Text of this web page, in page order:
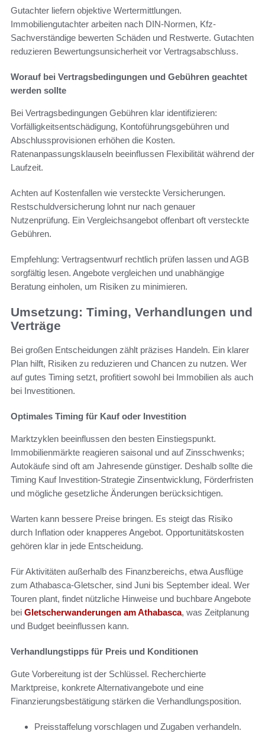
Gutachter liefern objektive Wertermittlungen.
Immobiliengutachter arbeiten nach DIN-Normen, Kfz-
Sachverständige bewerten Schäden und Restwerte. Gutachten
reduzieren Bewertungsunsicherheit vor Vertragsabschluss.
Worauf bei Vertragsbedingungen und Gebühren geachtet
werden sollte
Bei Vertragsbedingungen Gebühren klar identifizieren:
Vorfälligkeitsentschädigung, Kontoführungsgebühren und
Abschlussprovisionen erhöhen die Kosten.
Ratenanpassungsklauseln beeinflussen Flexibilität während der
Laufzeit.
Achten auf Kostenfallen wie versteckte Versicherungen.
Restschuldversicherung lohnt nur nach genauer
Nutzenprüfung. Ein Vergleichsangebot offenbart oft versteckte
Gebühren.
Empfehlung: Vertragsentwurf rechtlich prüfen lassen und AGB
sorgfältig lesen. Angebote vergleichen und unabhängige
Beratung einholen, um Risiken zu minimieren.
Umsetzung: Timing, Verhandlungen und
Verträge
Bei großen Entscheidungen zählt präzises Handeln. Ein klarer
Plan hilft, Risiken zu reduzieren und Chancen zu nutzen. Wer
auf gutes Timing setzt, profitiert sowohl bei Immobilien als auch
bei Investitionen.
Optimales Timing für Kauf oder Investition
Marktzyklen beeinflussen den besten Einstiegspunkt.
Immobilienmärkte reagieren saisonal und auf Zinsschwenks;
Autokäufe sind oft am Jahresende günstiger. Deshalb sollte die
Timing Kauf Investition-Strategie Zinsentwicklung, Förderfristen
und mögliche gesetzliche Änderungen berücksichtigen.
Warten kann bessere Preise bringen. Es steigt das Risiko
durch Inflation oder knapperes Angebot. Opportunitätskosten
gehören klar in jede Entscheidung.
Für Aktivitäten außerhalb des Finanzbereichs, etwa Ausflüge
zum Athabasca-Gletscher, sind Juni bis September ideal. Wer
Touren plant, findet nützliche Hinweise und buchbare Angebote
bei Gletscherwanderungen am Athabasca, was Zeitplanung
und Budget beeinflussen kann.
Verhandlungstipps für Preis und Konditionen
Gute Vorbereitung ist der Schlüssel. Recherchierte
Marktpreise, konkrete Alternativangebote und eine
Finanzierungsbestätigung stärken die Verhandlungsposition.
Preisstaffelung vorschlagen und Zugaben verhandeln.